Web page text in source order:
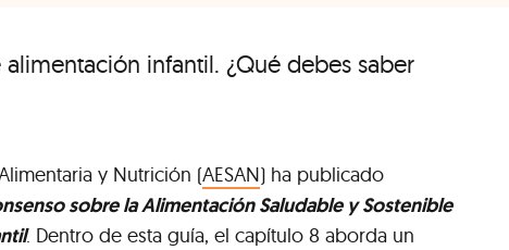
infantil. ¿Qué debes saber
y Nutrición (AESAN) ha publicado
sobre la Alimentación Saludable y Sostenible
. Dentro de esta guía, el capítulo 8 aborda un